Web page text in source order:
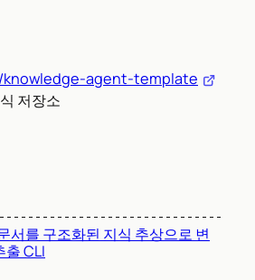
agent-template
저장소
를 구조화된 지식 추상으로 변
출 CLI